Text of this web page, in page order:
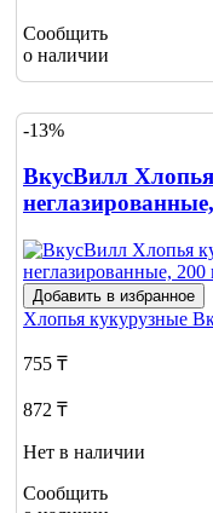
Сообщить
о наличии
-13%
ВкусВилл
Добавить в избранное
Хлопья кукурузные
755 ₸
872 ₸
Нет в наличии
Сообщить